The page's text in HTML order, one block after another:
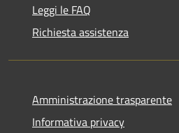
Leggi le FAQ
Richiesta assistenza
Amministrazione trasparente
Informativa privacy